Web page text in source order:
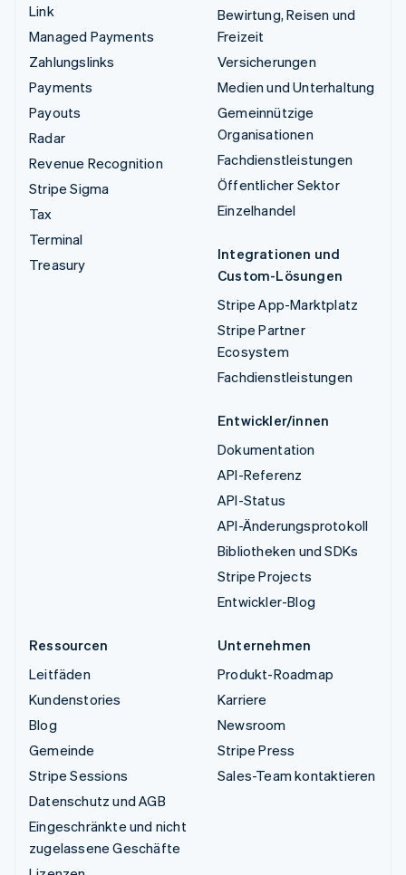
Link
Managed Payments
Zahlungslinks
Payments
Payouts
Radar
Revenue Recognition
Stripe Sigma
Tax
Terminal
Treasury
Bewirtung, Reisen und
Freizeit
Versicherungen
Medien und Unterhaltung
Gemeinnützige
Organisationen
Fachdienstleistungen
Öffentlicher Sektor
Einzelhandel
Integrationen und
Custom-Lösungen
Stripe App-Marktplatz
Stripe Partner
Ecosystem
Fachdienstleistungen
Entwickler/innen
Dokumentation
API-Referenz
API-Status
API-Änderungsprotokoll
Bibliotheken und SDKs
Stripe Projects
Entwickler-Blog
Ressourcen
Leitfäden
Kundenstories
Blog
Gemeinde
Stripe Sessions
Datenschutz und AGB
Eingeschränkte und nicht
zugelassene Geschäfte
Unternehmen
Produkt-Roadmap
Karriere
Newsroom
Stripe Press
Sales-Team kontaktieren